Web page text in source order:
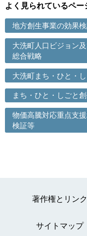
よく見られているペー
地方創生事業の効果
大洗町人口ビジョン
総合戦略
大洗町まち・ひと・
まち・ひと・しごと
物価高騰対応重点支
検証等
著作権とリンク
サイトマップ